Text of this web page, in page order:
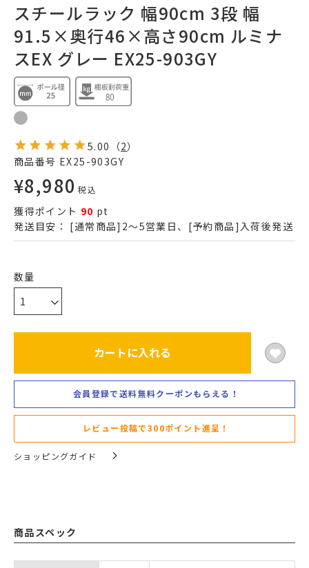
スチールラック 幅90cm 3段 幅
91.5×奥行46×高さ90cm ルミナ
スEX グレー EX25-903GY
5.00 （2）
商品番号 EX25-903GY
¥8,980 税込
獲得ポイント 90 pt
発送目安： [通常商品]2～5営業日、[予約商品]入荷後発送
カートに入れる
会員登録で送料無料クーポンもらえる！
レビュー投稿で300ポイント進呈！
ショッピングガイド
商品スペック